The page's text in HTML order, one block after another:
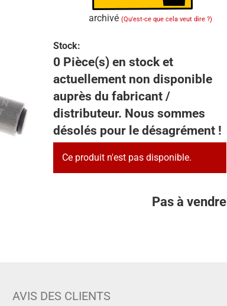
archivé (Qu'est-ce que cela veut dire ?)
Stock:
0 Pièce(s) en stock et
actuellement non disponible
auprès du fabricant /
distributeur. Nous sommes
désolés pour le désagrément !
Ce produit n'est pas disponible.
Pas à vendre
AVIS DES CLIENTS